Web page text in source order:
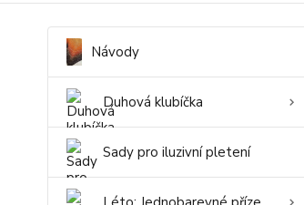
Návody
Duhová klubíčka
Sady pro iluzivní pletení